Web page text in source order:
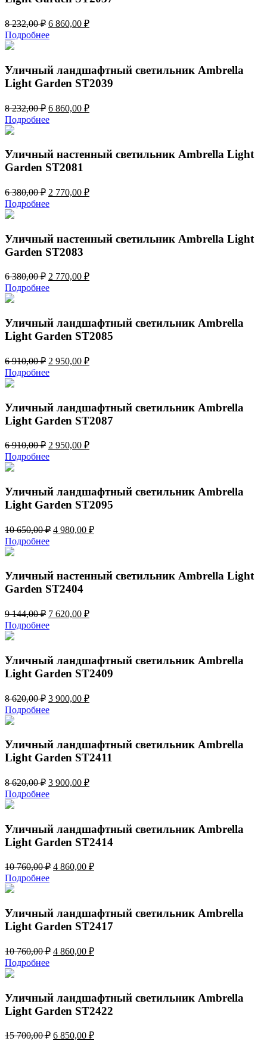
8 232,00₽ Первоначальная
цена
составляла
232,00 ₽.
6 860,00 ₽Текущая
Подробнее
Уличный ландшафтный светильник Ambrella
Light Garden ST2039
8 232,00₽ Первоначальная
цена
составляла
232,00 ₽.
6 860,00 ₽Текущая
Подробнее
Уличный настенный светильник Ambrella Light
Garden ST2081
6 380,00₽ Первоначальная
цена
составляла
380,00 ₽.
2 770,00 ₽Текущая
Подробнее
Уличный настенный светильник Ambrella Light
Garden ST2083
6 380,00₽ Первоначальная
цена
составляла
380,00 ₽.
2 770,00 ₽Текущая
Подробнее
Уличный ландшафтный светильник Ambrella
Light Garden ST2085
6 910,00₽ Первоначальная
цена
составляла
910,00 ₽.
2 950,00 ₽Текущая
Подробнее
Уличный ландшафтный светильник Ambrella
Light Garden ST2087
6 910,00₽ Первоначальная
цена
составляла
910,00 ₽.
2 950,00 ₽Текущая
Подробнее
Уличный ландшафтный светильник Ambrella
Light Garden ST2095
10 650,00₽ Первоначальная
650,00 ₽.
4 980,00 ₽Текущая
Подробнее
Уличный настенный светильник Ambrella Light
Garden ST2404
9 144,00₽ Первоначальная
цена
составляла
144,00 ₽.
7 620,00 ₽Текущая
Подробнее
Уличный ландшафтный светильник Ambrella
Light Garden ST2409
8 620,00₽ Первоначальная
цена
составляла
620,00 ₽.
3 900,00 ₽Текущая
Подробнее
Уличный ландшафтный светильник Ambrella
Light Garden ST2411
8 620,00₽ Первоначальная
цена
составляла
620,00 ₽.
3 900,00 ₽Текущая
Подробнее
Уличный ландшафтный светильник Ambrella
Light Garden ST2414
10 760,00₽ Первоначальная
760,00 ₽.
4 860,00 ₽Текущая
Подробнее
Уличный ландшафтный светильник Ambrella
Light Garden ST2417
10 760,00₽ Первоначальная
4 860,00 ₽Текущая
Подробнее
Уличный ландшафтный светильник Ambrella
Light Garden ST2422
15 700,00₽ Первоначальная
6 850,00 ₽Текущая